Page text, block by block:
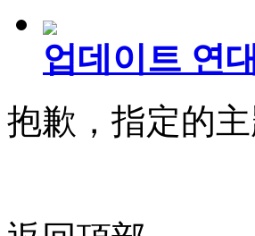
업데이트 연
抱歉，指定的